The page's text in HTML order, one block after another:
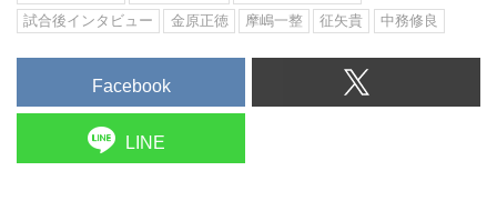
試合後インタビュー
金原正徳 摩嶋一整 征矢貴 中務修良
Facebook
LINE